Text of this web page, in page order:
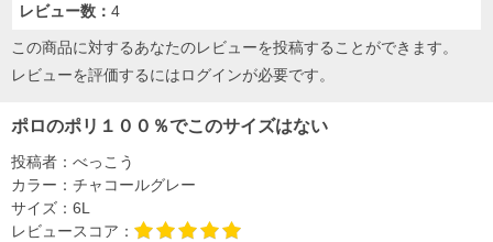
レビュー数： 4
この商品に対するあなたのレビューを投稿することができます。
レビューを評価するにはログインが必要です。
ポロのポリ１００％でこのサイズはない
投稿者： べっこう
カラー： チャコールグレー
サイズ： 6L
レビュースコア：